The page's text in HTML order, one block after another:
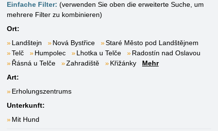
Einfache Filter: (verwenden Sie oben die erweiterte Suche, um
mehrere Filter zu kombinieren)
Ort:
Landštejn
Nová Bystřice
Staré Město pod Landštějnem
Telč
Humpolec Lhotka u Telče
Radostín nad Oslavou
Řásná u Telče
Zahradiště Křižánky
Mehr
Art:
Erholungszentrums
Unterkunft:
Mit Hund